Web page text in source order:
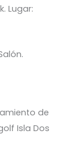
Lugar:
de
Isla Dos